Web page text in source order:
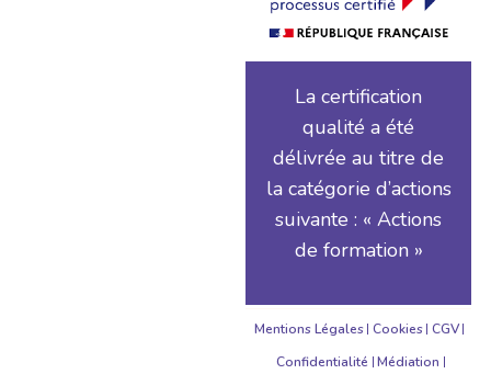
La certification
qualité a été
délivrée au titre de
la catégorie d’actions
suivante : « Actions
de formation »
Mentions Légales Cookies CGV
Confidentialité Médiation